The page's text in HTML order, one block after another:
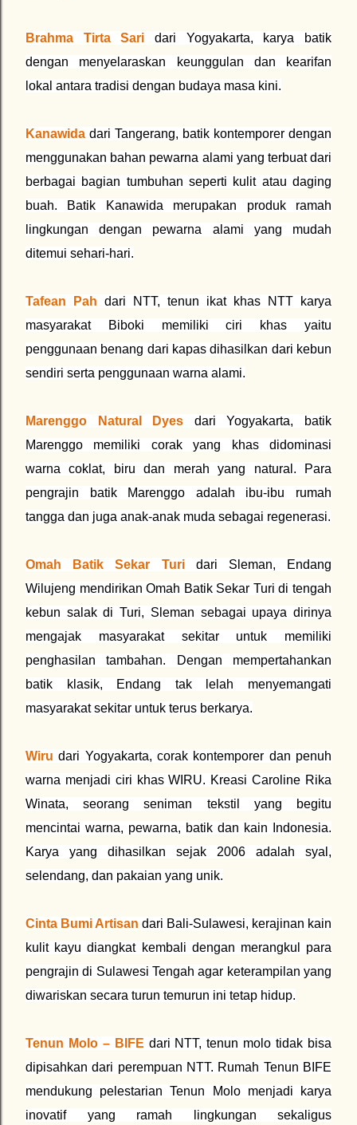
Brahma Tirta Sari dari Yogyakarta, karya batik
dengan menyelaraskan keunggulan dan kearifan
lokal antara tradisi dengan budaya masa kini.
Kanawida dari Tangerang, batik kontemporer dengan
menggunakan bahan pewarna alami yang terbuat dari
berbagai bagian tumbuhan seperti kulit atau daging
buah. Batik Kanawida merupakan produk ramah
lingkungan dengan pewarna alami yang mudah
ditemui sehari-hari.
Tafean Pah dari NTT, tenun ikat khas NTT karya
masyarakat Biboki memiliki ciri khas yaitu
penggunaan benang dari kapas dihasilkan dari kebun
sendiri serta penggunaan warna alami.
Marenggo Natural Dyes dari Yogyakarta, batik
Marenggo memiliki corak yang khas didominasi
warna coklat, biru dan merah yang natural. Para
pengrajin batik Marenggo adalah ibu-ibu rumah
tangga dan juga anak-anak muda sebagai regenerasi.
Omah Batik Sekar Turidari Sleman, Endang
Wilujeng mendirikan Omah Batik Sekar Turi di tengah
kebun salak di Turi, Sleman sebagai upaya dirinya
mengajak masyarakat sekitar untuk memiliki
penghasilan tambahan. Dengan mempertahankan
batik klasik, Endang tak lelah menyemangati
masyarakat sekitar untuk terus berkarya.
Wirudari Yogyakarta, corak kontemporer dan penuh
warna menjadi ciri khas WIRU. Kreasi Caroline Rika
Winata, seorang seniman tekstil yang begitu
mencintai warna, pewarna, batik dan kain Indonesia.
Karya yang dihasilkan sejak 2006 adalah syal,
selendang, dan pakaian yang unik.
Cinta Bumi Artisan dari Bali-Sulawesi, kerajinan kain
kulit kayu diangkat kembali dengan merangkul para
pengrajin di Sulawesi Tengah agar keterampilan yang
diwariskan secara turun temurun ini tetap hidup.
Tenun Molo – BIFE dari NTT, tenun molo tidak bisa
dipisahkan dari perempuan NTT. Rumah Tenun BIFE
mendukung pelestarian Tenun Molo menjadi karya
inovatif yang ramah lingkungan sekaligus